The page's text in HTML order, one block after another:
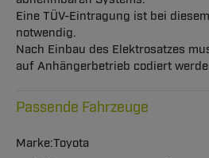
Eine TÜV-Eintragung ist bei
notwendig.
Nach Einbau des Elektrosatzes
auf Anhängerbetrieb codiert
Passende Fahrzeuge
Toyota